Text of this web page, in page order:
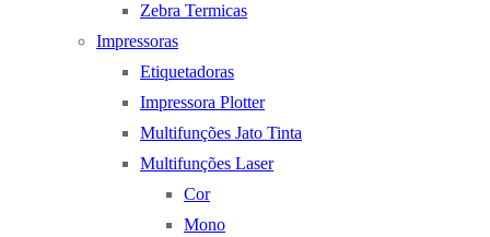
Zebra Termicas
Impressoras
Etiquetadoras
Impressora Plotter
Multifunções Jato Tinta
Multifunções Laser
Cor
Mono